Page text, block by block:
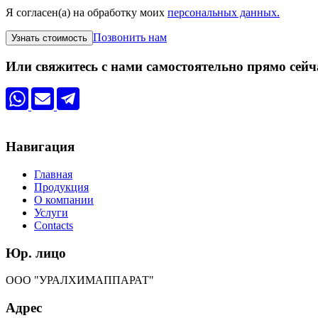
Я согласен(а) на обработку моих персональных данных.
Позвонить нам
Или свяжитесь с нами самостоятельно прямо
Навигация
Главная
Продукция
О компании
Услуги
Contacts
Юр. лицо
ООО "УРАЛХИМАППАРАТ"
Адрес